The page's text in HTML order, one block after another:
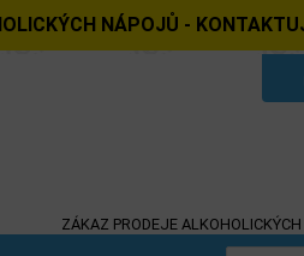
NÁPOJŮ -
ZÁKAZ PRODEJE